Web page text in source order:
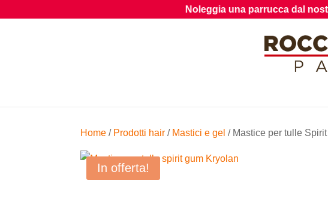
Home / Prodotti hair / Mastici e gel / Mastice per tulle
In offerta!
Noleggia una parrucca dal nostro